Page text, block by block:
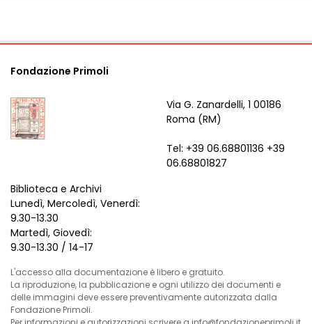
Fondazione Primoli
Via G. Zanardelli, 1 00186
Roma (RM)
Tel: +39 06.68801136 +39
06.68801827
Biblioteca e Archivi
Lunedì, Mercoledì, Venerdì:
9.30-13.30
Martedì, Giovedì:
9.30-13.30 / 14-17
L'accesso alla documentazione è libero e gratuito.
La riproduzione, la pubblicazione e ogni utilizzo dei documenti e
delle immagini deve essere preventivamente autorizzata dalla
Fondazione Primoli.